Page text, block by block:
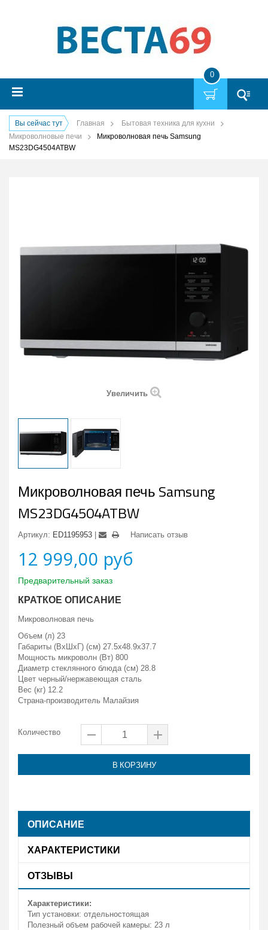
0
Вы сейчас тут Главная
Бытовая техника для кухни
Микроволновые печи
Микроволновая печь Samsung
MS23DG4504ATBW
Увеличить
Микроволновая печь Samsung
MS23DG4504ATBW
Артикул: ED1195953 Написать отзыв
12 999,00 руб
Предварительный заказ
КРАТКОЕ ОПИСАНИЕ
Микроволновая печь
Объем (л) 23
Габариты (ВxШxГ) (см) 27.5x48.9x37.7
Мощность микроволн (Вт) 800
Диаметр стеклянного блюда (см) 28.8
Цвет черный/нержавеющая сталь
Вес (кг) 12.2
Страна-производитель Малайзия
Количество
В КОРЗИНУ
ОПИСАНИЕ
ХАРАКТЕРИСТИКИ
ОТЗЫВЫ
Характеристики:
Тип установки: отдельностоящая
Полезный объем рабочей камеры: 23 л